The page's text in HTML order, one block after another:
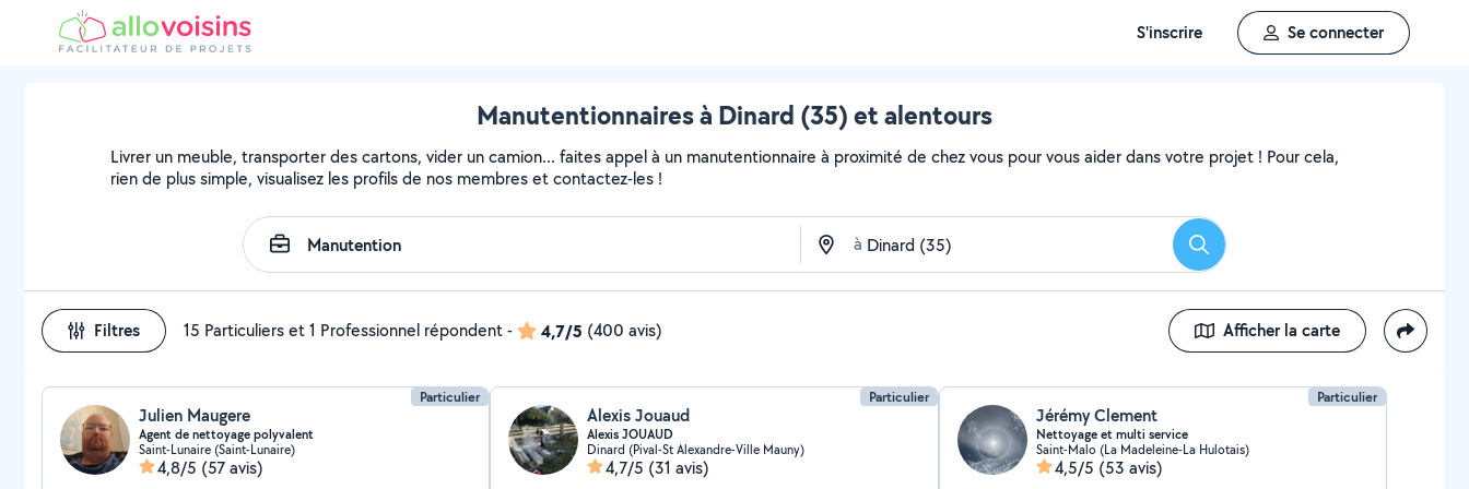
S'inscrire Se connecter
Manutentionnaires à Dinard (35) et alentours
Livrer un meuble, transporter des cartons, vider un camion... faites appel à un manutentionnaire à proximité de chez vous pour vous aider dans votre projet ! Pour cela,
rien de plus simple, visualisez les profils de nos membres et contactez-les !
à Rechercher
Filtres 15 Particuliers et 1 Professionnel répondent- 4,7/5 (400 avis) Afficher la carte
Particulier
Julien Maugere
Agent de nettoyage polyvalent
Saint-Lunaire (Saint-Lunaire)
4,8/5 (57 avis)
Particulier
Alexis Jouaud
Alexis JOUAUD
Dinard (Pival-St Alexandre-Ville Mauny)
4,7/5 (31 avis)
Particulier
Jérémy Clement
Nettoyage et multi service
Saint-Malo (La Madeleine-La Hulotais)
4,5/5 (53 avis)